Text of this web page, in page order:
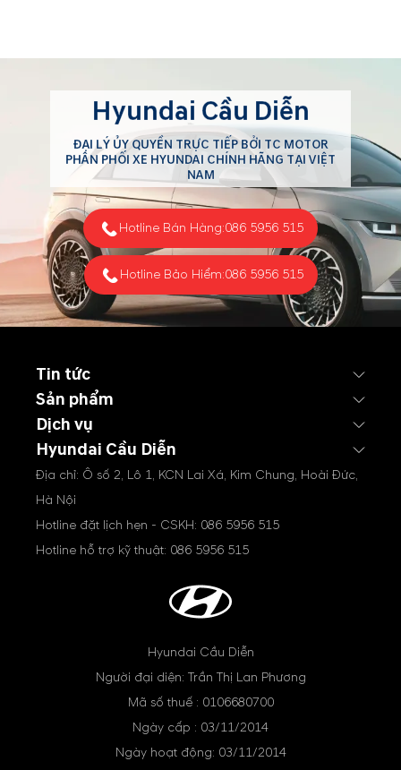
Hyundai Cầu Diễn
ĐẠI LÝ ỦY QUYỀN TRỰC TIẾP BỞI TC MOTOR
PHÂN PHỐI XE HYUNDAI CHÍNH HÃNG TẠI VIỆT
NAM
Hotline Bán Hàng:086 5956 515
Hotline Bảo Hiểm:086 5956 515
Tin tức
Sản phẩm
Dịch vụ
Hyundai Cầu Diễn
Địa chỉ: Ô số 2, Lô 1, KCN Lai Xá, Kim Chung, Hoài Đức,
Hà Nội
Hotline đặt lịch hẹn - CSKH: 086 5956 515
Hotline hỗ trợ kỹ thuật: 086 5956 515
Hyundai Cầu Diễn
Người đại diện: Trần Thị Lan Phương
Mã số thuế : 0106680700
Ngày cấp : 03/11/2014
Ngày hoạt động: 03/11/2014